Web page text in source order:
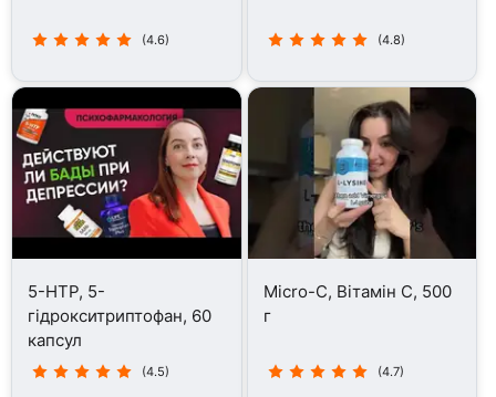
(4.6) (4.8)
5-HTP, 5-
гідрокситриптофан, 60
капсул
(4.5)
Micro-C, Вітамін C, 500
г
(4.7)